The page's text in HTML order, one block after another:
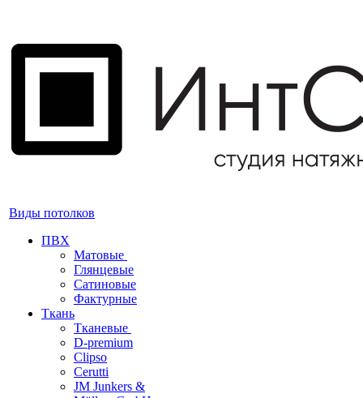
Виды потолков
ПВХ
Матовые
Глянцевые
Сатиновые
Фактурные
Ткань
Тканевые
D-premium
Clipso
Cerutti
JM Junkers &